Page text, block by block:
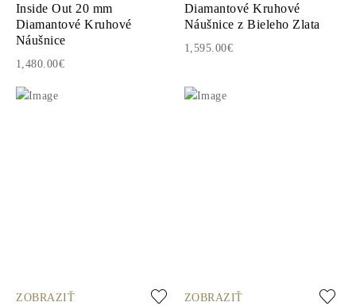
Inside Out 20 mm
Diamantové Kruhové
Náušnice
1,480.00€
Diamantové Kruhové
Náušnice z Bieleho Zlata
1,595.00€
ZOBRAZIŤ ZOBRAZIŤ